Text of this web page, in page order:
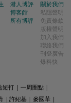
港人博評
博客館
所有博評
關於我們
私隱聲明
免責條款
版權聲明
加入我們
聯絡我們
刊登廣告
爆料快
短打 | 一周圈點 |
| 許紹基 | 麥國華 |